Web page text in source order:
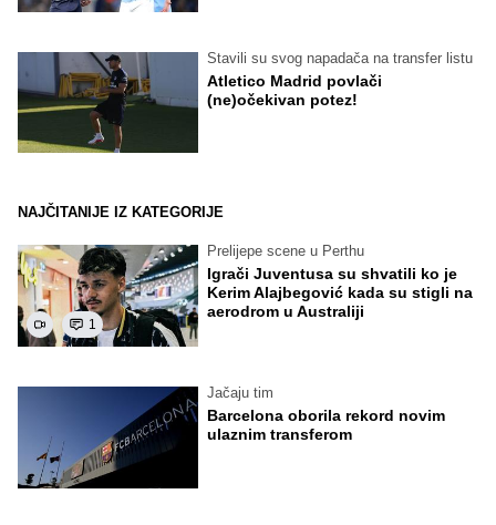
Stavili su svog napadača na transfer listu
Atletico Madrid povlači
(ne)očekivan potez!
NAJČITANIJE IZ KATEGORIJE
1
Prelijepe scene u Perthu
Igrači Juventusa su shvatili ko je
Kerim Alajbegović kada su stigli na
aerodrom u Australiji
Jačaju tim
Barcelona oborila rekord novim
ulaznim transferom